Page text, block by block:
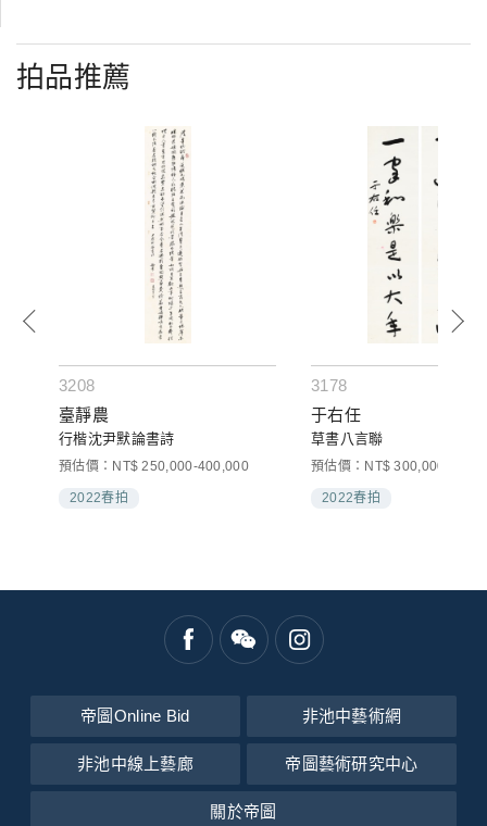
拍品推薦
3208
臺靜農
行楷沈尹默論書詩
預估價：NT$ 250,000-400,000
2022春拍
3178
于右任
草書八言聯
預估價：NT$ 300,000-
2022春拍
帝圖Online Bid 非池中藝術網
非池中線上藝廊 帝圖藝術研究中心
關於帝圖